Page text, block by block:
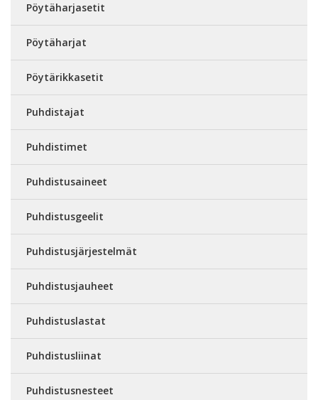
Pöytäharjasetit
Pöytäharjat
Pöytärikkasetit
Puhdistajat
Puhdistimet
Puhdistusaineet
Puhdistusgeelit
Puhdistusjärjestelmät
Puhdistusjauheet
Puhdistuslastat
Puhdistusliinat
Puhdistusnesteet